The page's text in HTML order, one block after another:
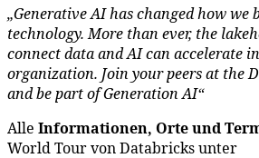
„Generative AI has changed how we
technology. More than ever, the
connect data and AI can accelerate
organization. Join your peers at the
and be part of Generation AI“
Alle Informationen, Orte und
World Tour von Databricks unter